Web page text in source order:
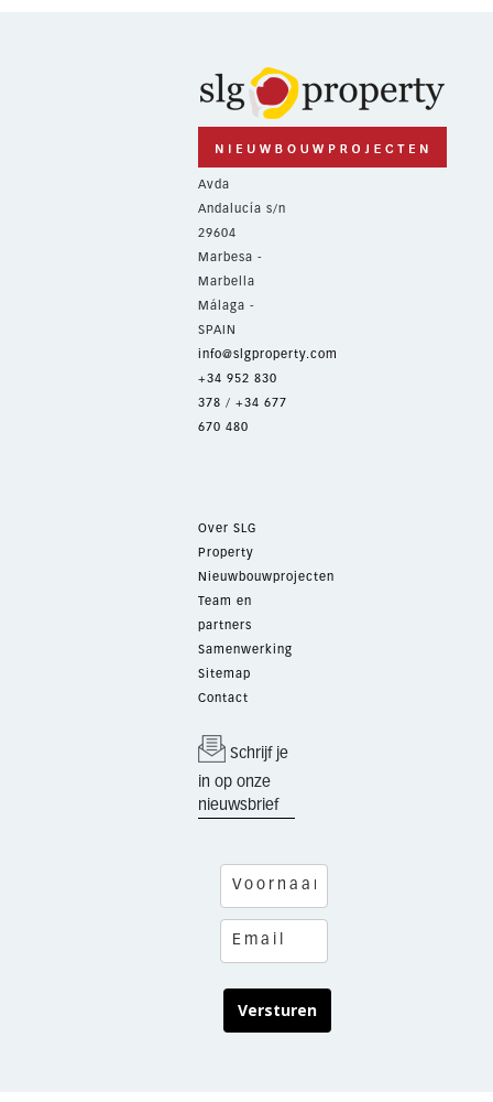
Avda
Andalucía s/n
29604
Marbesa -
Marbella
Málaga -
SPAIN
info@slgproperty.com
+34 952 830
378 / +34 677
670 480
Over SLG
Property
Nieuwbouwprojecten
Team en
partners
Samenwerking
Sitemap
Contact
Schrijf je
in op onze
nieuwsbrief
Versturen